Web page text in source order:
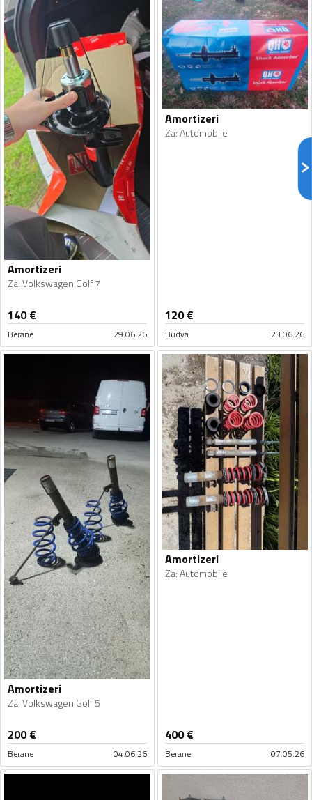
Amortizeri
Za:Volkswagen Golf 7
140€
Berane 29.06.26
Amortizeri
Za:Automobile
120€
Budva 23.06.26
Amortizeri
Za:Volkswagen Golf 5
200€
Berane 04.06.26
Amortizeri
Za:Automobile
400€
Berane 07.05.26